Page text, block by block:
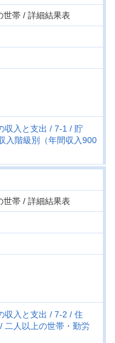
世帯 / 詳細結果表
収入と支出 7-1
貯
入階級別（年間収入900
世帯 / 詳細結果表
収入と支出 7-2
住
二人以上の世帯・勤労